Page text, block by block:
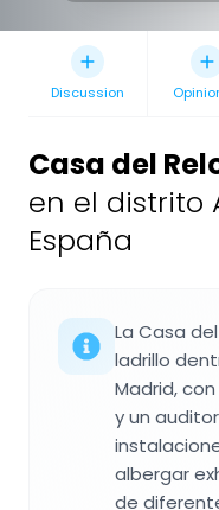
Discussion
Casa del
en el distrito
España
La Casa
ladrillo
Madrid,
y un
albergar
de